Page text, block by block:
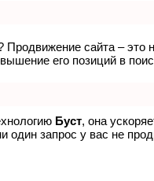
Продвижение сайта – это
его позиций в
Буст, она
запрос у вас не